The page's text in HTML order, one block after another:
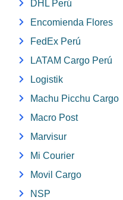
DHL Perú
Encomienda Flores
FedEx Perú
LATAM Cargo Perú
Logistik
Machu Picchu Cargo
Macro Post
Marvisur
Mi Courier
Movil Cargo
NSP